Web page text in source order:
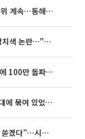
[내일 날씨] 폭염 한풀 꺾여도 무더위 계속⋯동해안 이틀 연속 비
김희철, '뒤집힌 태극기' 지적 후 정치색 논란…"좌우 떠나 우리나라 국기"
놀란 감독 '오디세이', 개봉 4일 만에 100만 돌파⋯'왕사남' 보다 빠르다
천안 교회서 11세 아동 사망…“침대에 묶여 있었다” 진술 확보
AT마드리드 ‘7번’ 이강인 “120% 쏟겠다”⋯시메오네 감독 “필요한 선수”